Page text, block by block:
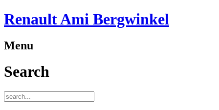
Renault Ami Bergwinkel
Menu
Search